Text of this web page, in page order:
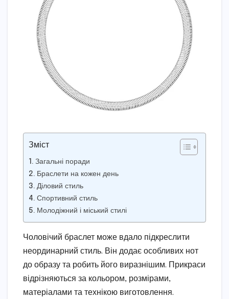
Зміст
Загальні поради
Браслети на кожен день
Діловий стиль
Спортивний стиль
Молодіжний і міський стилі
Чоловічий браслет може вдало підкреслити
неординарний стиль. Він додає особливих нот
до образу та робить його виразнішим. Прикраси
відрізняються за кольором, розмірами,
матеріалами та технікою виготовлення.